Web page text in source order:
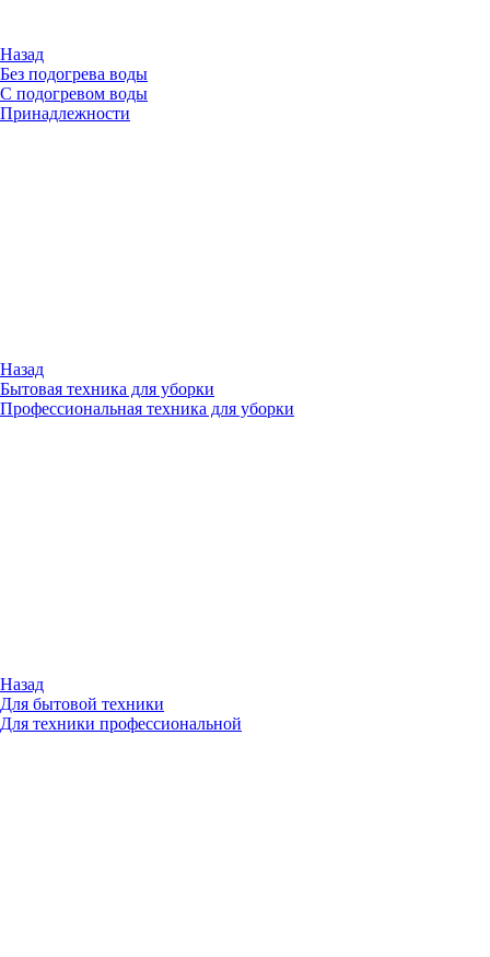
Назад
Без подогрева воды
С подогревом воды
Принадлежности
Назад
Бытовая техника для уборки
Профессиональная техника для уборки
Назад
Для бытовой техники
Для техники профессиональной